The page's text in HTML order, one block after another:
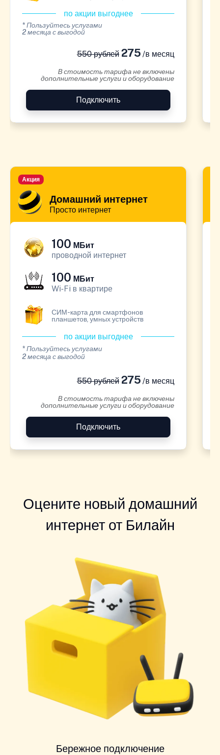
по акции выгоднее
* Пользуйтесь услугами
2 месяца с выгодой
550 рублей275 /в месяц
В стоимость тарифа не включены
дополнительные услуги и оборудование
Подключить
Домашний интернет
Просто интернет
Акция
100 МБит
проводной интернет
100 МБит
Wi-Fi в квартире
СИМ-карта для смартфонов
планшетов, умных устройств
по акции выгоднее
* Пользуйтесь услугами
2 месяца с выгодой
550 рублей275 /в месяц
В стоимость тарифа не включены
дополнительные услуги и оборудование
Подключить
Оцените новый домашний
интернет от Билайн
Бережное подключение